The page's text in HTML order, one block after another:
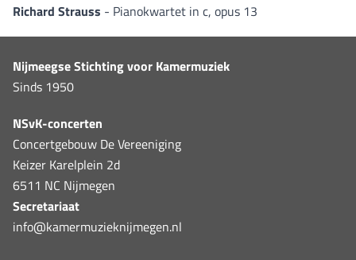
Richard Strauss - Pianokwartet in c, opus 13
Nijmeegse Stichting voor Kamermuziek
Sinds 1950
NSvK-concerten
Concertgebouw De Vereeniging
Keizer Karelplein 2d
6511 NC Nijmegen
Secretariaat
info@kamermuzieknijmegen.nl